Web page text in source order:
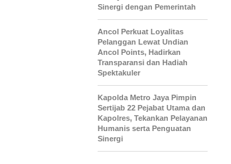
Sinergi dengan Pemerintah
Ancol Perkuat Loyalitas
Pelanggan Lewat Undian
Ancol Points, Hadirkan
Transparansi dan Hadiah
Spektakuler
Kapolda Metro Jaya Pimpin
Sertijab 22 Pejabat Utama dan
Kapolres, Tekankan Pelayanan
Humanis serta Penguatan
Sinergi